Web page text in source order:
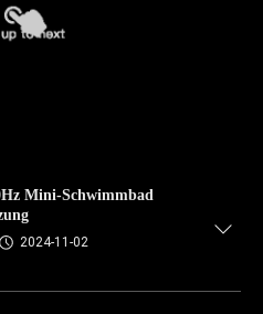
Mini-Schwimmbad
2024-11-02